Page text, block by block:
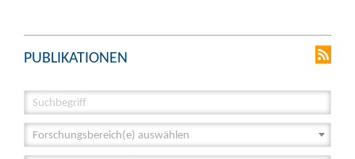
PUBLIKATIONEN
Forschungsbereich(e) auswählen